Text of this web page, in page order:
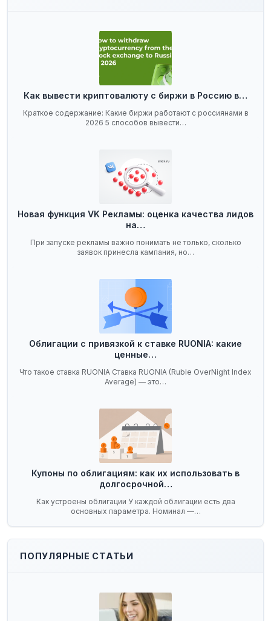
Как вывести криптовалюту с биржи в Россию в…
Краткое содержание: Какие биржи работают с россиянами в
2026 5 способов вывести…
Новая функция VK Рекламы: оценка качества лидов
на…
При запуске рекламы важно понимать не только, сколько
заявок принесла кампания, но…
Облигации с привязкой к ставке RUONIA: какие
ценные…
Что такое ставка RUONIA Ставка RUONIA (Ruble OverNight Index
Average) — это…
Купоны по облигациям: как их использовать в
долгосрочной…
Как устроены облигации У каждой облигации есть два
основных параметра. Номинал —…
ПОПУЛЯРНЫЕ СТАТЬИ